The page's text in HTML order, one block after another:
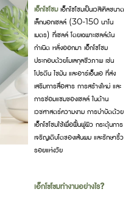
เอ็กโซโซมเอ็กโซโซมเป็นเวสิเคิลขนาด
เล็กนอกเซลล์ (30-150 นาโน
เมตร) ที่เซลล์ โดยเฉพาะเซลล์ต้น
กำเนิด หลั่งออกมา เอ็กโซโซม
ประกอบด้วยโมเลกุลชีวภาพ เช่น
โปรตีน ไขมัน และอาร์เอ็นเอ ที่ส่ง
เสริมการสื่อสาร การสร้างใหม่ และ
การซ่อมแซมของเซลล์ ในด้าน
เวชศาสตร์ความงาม การบำบัดด้วย
เอ็กโซโซมใช้เพื่อฟื้นฟูผิว กระตุ้นการ
เจริญเติบโตของเส้นผม และรักษาริ้ว
รอยแห่งวัย
เอ็กโซโซมทำงานอย่างไร?